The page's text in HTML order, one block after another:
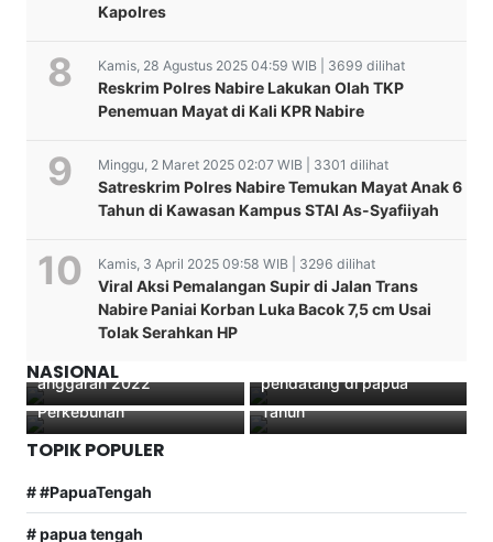
Kapolres
Kamis, 28 Agustus 2025 04:59 WIB | 3699 dilihat
Reskrim Polres Nabire Lakukan Olah TKP
Penemuan Mayat di Kali KPR Nabire
Minggu, 2 Maret 2025 02:07 WIB | 3301 dilihat
Satreskrim Polres Nabire Temukan Mayat Anak 6
Tahun di Kawasan Kampus STAI As-Syafiiyah
Kamis, 3 April 2025 09:58 WIB | 3296 dilihat
Viral Aksi Pemalangan Supir di Jalan Trans
Nabire Paniai Korban Luka Bacok 7,5 cm Usai
Tolak Serahkan HP
NASIONAL
Polres Nabire
Melaksanakan Penyaluran
anggaran 2022
Ketua Dewan Adat Daerah
Nabire Menanggapi
beredarnya ancaman
pendatang di papua
BINMAS NOKEN NDUGA
Pengecekan Lokasi Spot
Perkebunan
Syukuran HUT TNI ke 77
Tahun
TOPIK POPULER
# #PapuaTengah
# papua tengah